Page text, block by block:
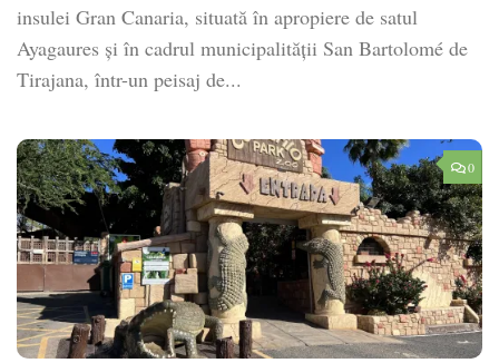
insulei Gran Canaria, situată în apropiere de satul
Ayagaures și în cadrul municipalității San Bartolomé de
Tirajana, într-un peisaj de...
0